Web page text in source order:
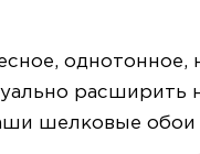
расширить
шелковые